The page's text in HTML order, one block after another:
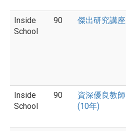
Inside
School
90 傑出研究講座
Inside
School
90
資深優良教師
(10年)